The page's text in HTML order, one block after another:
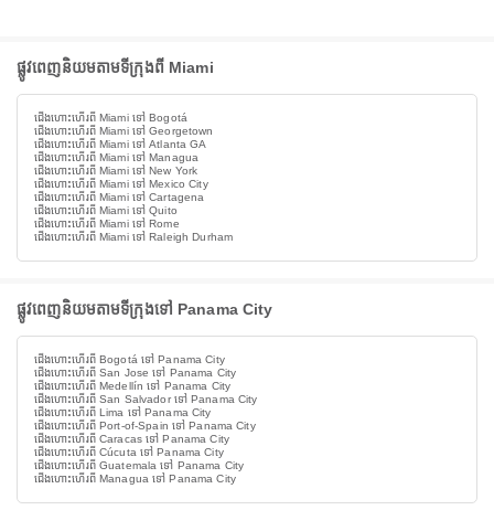
ផ្លូវពេញនិយមតាមទីក្រុងពី Miami
ជើងហោះហើរពី Miami ទៅ Bogotá
ជើងហោះហើរពី Miami ទៅ Georgetown
ជើងហោះហើរពី Miami ទៅ Atlanta GA
ជើងហោះហើរពី Miami ទៅ Managua
ជើងហោះហើរពី Miami ទៅ New York
ជើងហោះហើរពី Miami ទៅ Mexico City
ជើងហោះហើរពី Miami ទៅ Cartagena
ជើងហោះហើរពី Miami ទៅ Quito
ជើងហោះហើរពី Miami ទៅ Rome
ជើងហោះហើរពី Miami ទៅ Raleigh Durham
ផ្លូវពេញនិយមតាមទីក្រុងទៅ Panama City
ជើងហោះហើរពី Bogotá ទៅ Panama City
ជើងហោះហើរពី San Jose ទៅ Panama City
ជើងហោះហើរពី Medellín ទៅ Panama City
ជើងហោះហើរពី San Salvador ទៅ Panama City
ជើងហោះហើរពី Lima ទៅ Panama City
ជើងហោះហើរពី Port-of-Spain ទៅ Panama City
ជើងហោះហើរពី Caracas ទៅ Panama City
ជើងហោះហើរពី Cúcuta ទៅ Panama City
ជើងហោះហើរពី Guatemala ទៅ Panama City
ជើងហោះហើរពី Managua ទៅ Panama City